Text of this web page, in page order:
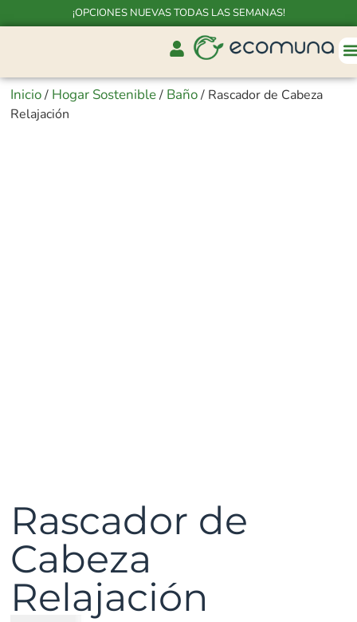
¡OPCIONES NUEVAS TODAS LAS SEMANAS!
Inicio/ Hogar Sostenible/ Baño/ Rascador de Cabeza
Relajación
Rascador de
Cabeza
Relajación